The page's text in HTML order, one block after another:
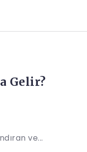
Gelir?
ve...